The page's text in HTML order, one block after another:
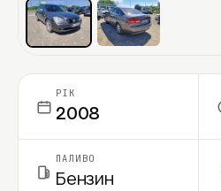
РІК
2008
ПАЛИВО
Бензин